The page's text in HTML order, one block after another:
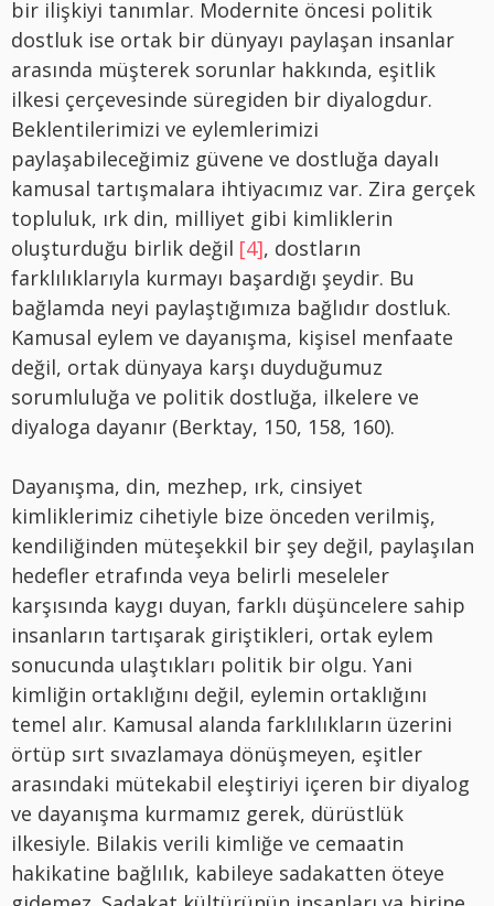
bir ilişkiyi tanımlar. Modernite öncesi politik
dostluk ise ortak bir dünyayı paylaşan insanlar
arasında müşterek sorunlar hakkında, eşitlik
ilkesi çerçevesinde süregiden bir diyalogdur.
Beklentilerimizi ve eylemlerimizi
paylaşabileceğimiz güvene ve dostluğa dayalı
kamusal tartışmalara ihtiyacımız var. Zira gerçek
topluluk, ırk din, milliyet gibi kimliklerin
oluşturduğu birlik değil [4], dostların
farklılıklarıyla kurmayı başardığı şeydir. Bu
bağlamda neyi paylaştığımıza bağlıdır dostluk.
Kamusal eylem ve dayanışma, kişisel menfaate
değil, ortak dünyaya karşı duyduğumuz
sorumluluğa ve politik dostluğa, ilkelere ve
diyaloga dayanır (Berktay, 150, 158, 160).
Dayanışma, din, mezhep, ırk, cinsiyet
kimliklerimiz cihetiyle bize önceden verilmiş,
kendiliğinden müteşekkil bir şey değil, paylaşılan
hedefler etrafında veya belirli meseleler
karşısında kaygı duyan, farklı düşüncelere sahip
insanların tartışarak giriştikleri, ortak eylem
sonucunda ulaştıkları politik bir olgu. Yani
kimliğin ortaklığını değil, eylemin ortaklığını
temel alır. Kamusal alanda farklılıkların üzerini
örtüp sırt sıvazlamaya dönüşmeyen, eşitler
arasındaki mütekabil eleştiriyi içeren bir diyalog
ve dayanışma kurmamız gerek, dürüstlük
ilkesiyle. Bilakis verili kimliğe ve cemaatin
hakikatine bağlılık, kabileye sadakatten öteye